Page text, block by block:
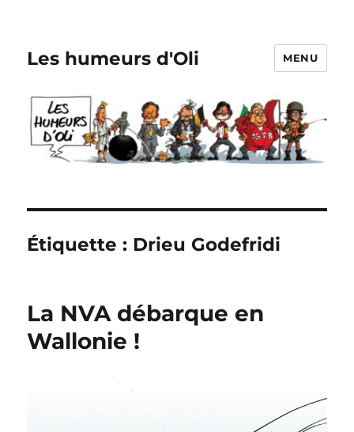
Les humeurs d'Oli MENU
Étiquette : Drieu Godefridi
La NVA débarque en
Wallonie !